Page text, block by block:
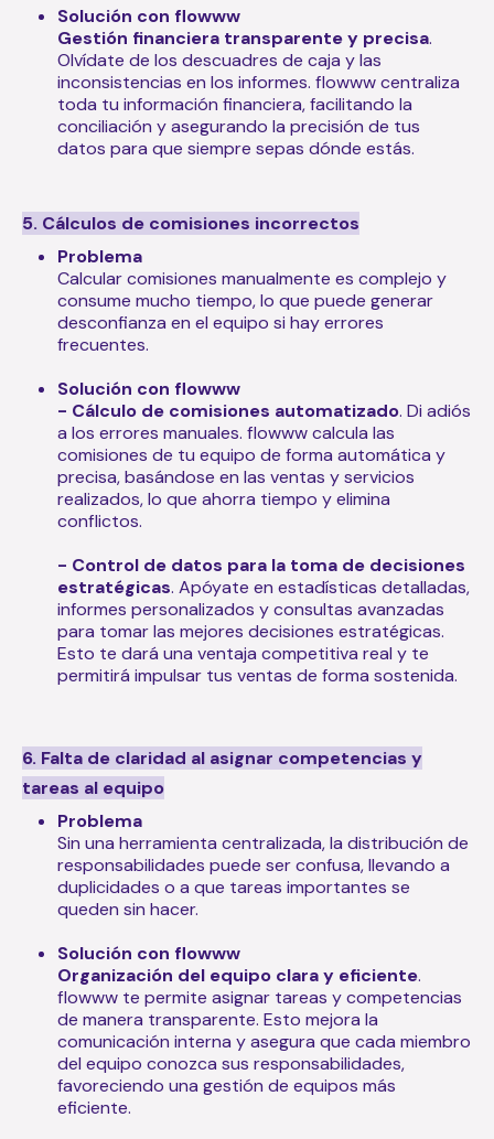
Solución con flowww
Gestión financiera transparente y precisa.
Olvídate de los descuadres de caja y las
inconsistencias en los informes. flowww centraliza
toda tu información financiera, facilitando la
conciliación y asegurando la precisión de tus
datos para que siempre sepas dónde estás.
5. Cálculos de comisiones incorrectos
Problema
Calcular comisiones manualmente es complejo y
consume mucho tiempo, lo que puede generar
desconfianza en el equipo si hay errores
frecuentes.
Solución con flowww
- Cálculo de comisiones automatizado. Di adiós
a los errores manuales. flowww calcula las
comisiones de tu equipo de forma automática y
precisa, basándose en las ventas y servicios
realizados, lo que ahorra tiempo y elimina
conflictos.
- Control de datos para la toma de decisiones
estratégicas. Apóyate en estadísticas detalladas,
informes personalizados y consultas avanzadas
para tomar las mejores decisiones estratégicas.
Esto te dará una ventaja competitiva real y te
permitirá impulsar tus ventas de forma sostenida.
6. Falta de claridad al asignar competencias y
tareas al equipo
Problema
Sin una herramienta centralizada, la distribución de
responsabilidades puede ser confusa, llevando a
duplicidades o a que tareas importantes se
queden sin hacer.
Solución con flowww
Organización del equipo clara y eficiente.
flowww te permite asignar tareas y competencias
de manera transparente. Esto mejora la
comunicación interna y asegura que cada miembro
del equipo conozca sus responsabilidades,
favoreciendo una gestión de equipos más
eficiente.